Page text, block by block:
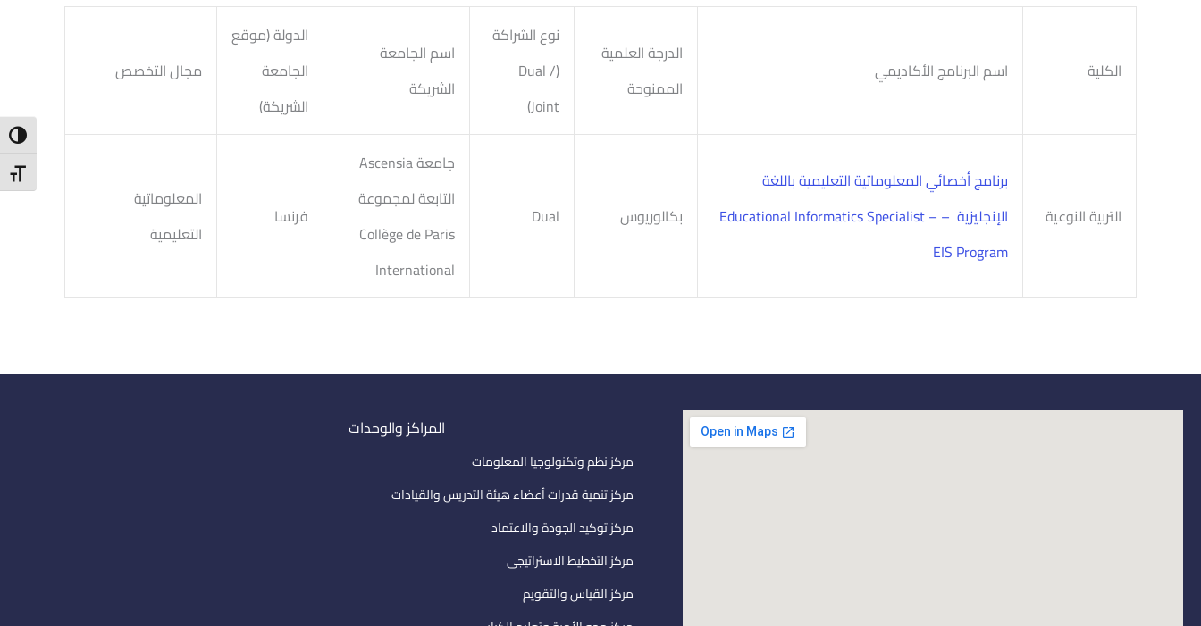
الكلية اسم البرنامج الأكاديمي
الدرجة العلمية
الممنوحة
نوع الشراكة
(Dual /
Joint)
اسم الجامعة
الشريكة
الدولة (موقع
الجامعة
الشريكة)
مجال التخصص
التربية النوعية
برنامج أخصائي المعلوماتية التعليمية باللغة
الإنجليزية – Educational Informatics Specialist –
EIS Program
بكالوريوس Dual
جامعة Ascensia
التابعة لمجموعة
Collège de Paris
International
فرنسا
المعلوماتية
التعليمية
المراكز والوحدات
مركز نظم وتكنولوجيا المعلومات
مركز تنمية قدرات أعضاء هيئة التدريس والقيادات
مركز توكيد الجودة والاعتماد
مركز التخطيط الاستراتيجى
مركز القياس والتقويم